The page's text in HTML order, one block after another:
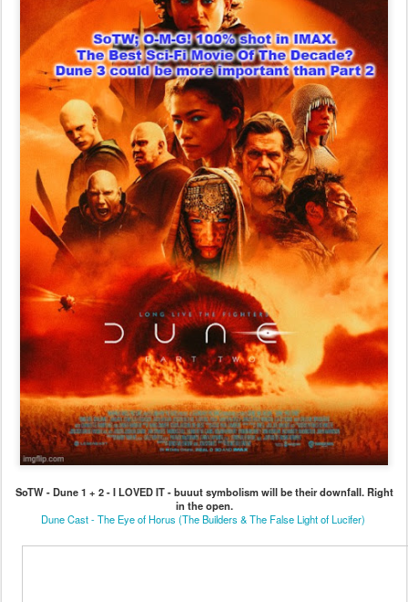
SoTW - Dune 1 + 2 - I LOVED IT - buuut symbolism will be their downfall. Right
in the open.
Dune Cast - The Eye of Horus (The Builders & The False Light of Lucifer)